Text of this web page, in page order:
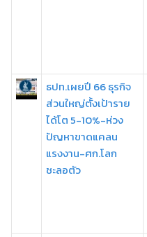
ธปท.เผยปี 66 ธุรกิจ
ส่วนใหญ่ตั้งเป้าราย
ได้โต 5-10%-ห่วง
ปัญหาขาดแคลน
แรงงาน-ศก.โลก
ชะลอตัว